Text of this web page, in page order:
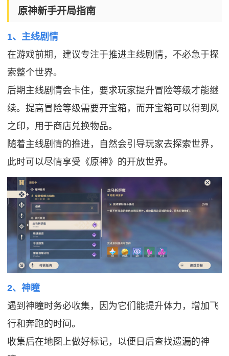
原神新手开局指南
1、主线剧情
在游戏前期，建议专注于推进主线剧情，不必急于探
索整个世界。
后期主线剧情会卡住，要求玩家提升冒险等级才能继
续。提高冒险等级需要开宝箱，而开宝箱可以得到风
之印，用于商店兑换物品。
随着主线剧情的推进，自然会引导玩家去探索世界，
此时可以尽情享受《原神》的开放世界。
2、神瞳
遇到神瞳时务必收集，因为它们能提升体力，增加飞
行和奔跑的时间。
收集后在地图上做好标记，以便日后查找遗漏的神